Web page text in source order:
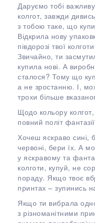
Даруємо тобі
колгот, завжди
з тобою таке, що
Відкрила нову
півдорозі твої
Звичайно, ти
купила нові. А
сталося? Тому що
а не зростанню. І,
трохи більше
Щодо кольору
повний політ
Хочеш яскраво сині,
червоні, бери їх. А
у яскравому та
колготи, купуй, не
пораду. Якщо твоє
принтах – зупинись
Якщо ти вибрала
з різноманітними